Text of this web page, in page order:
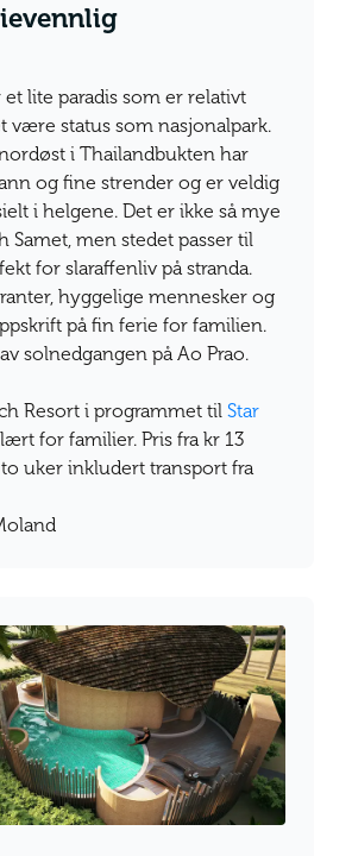
et lite paradis som er relativt
være status som nasjonalpark.
i Thailandbukten har
og fine strender og er veldig
i helgene. Det er ikke så mye
Samet, men stedet passer til
for slaraffenliv på stranda.
hyggelige mennesker og
på fin ferie for familien.
solnedgangen på Ao Prao.
Resort i programmet til Star
for familier. Pris fra kr 13
uker inkludert transport fra